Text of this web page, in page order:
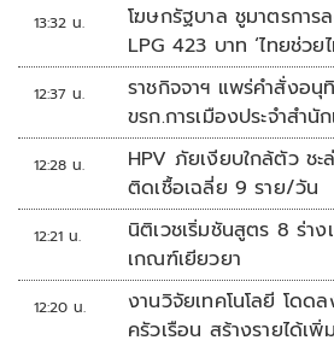
13:32 น.
โฆษกรัฐบาล ชูมาตรกา
LPG 423 บาท ‘ไทยช่ว
แสนล้าน
12:37 น.
ราชกิจจาฯ แพร่คำสั่งอ
ขรก.การเมืองประจำสำนั
12:28 น.
HPV ภัยเงียบใกล้ตัว ชะ
ติดเชื้อเฉลี่ย 9 ราย/วัน
12:21 น.
นิติเวชเริ่มชันสูตร 8 ร่า
เกณฑ์เยียวยา
12:20 น.
งานวิจัยเทคโนโลยี โดด
ครัวเรือน สร้างรายได้เ